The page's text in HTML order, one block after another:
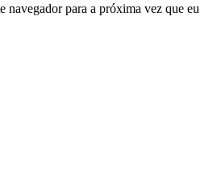
navegador para a próxima vez que eu